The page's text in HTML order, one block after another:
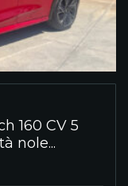
160 CV 5
nole...